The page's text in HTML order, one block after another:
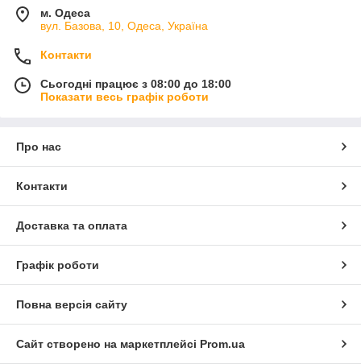
м. Одеса
вул. Базова, 10, Одеса, Україна
Контакти
Сьогодні працює з 08:00 до 18:00
Показати весь графік роботи
Про нас
Контакти
Доставка та оплата
Графік роботи
Повна версія сайту
Сайт створено на маркетплейсі Prom.ua